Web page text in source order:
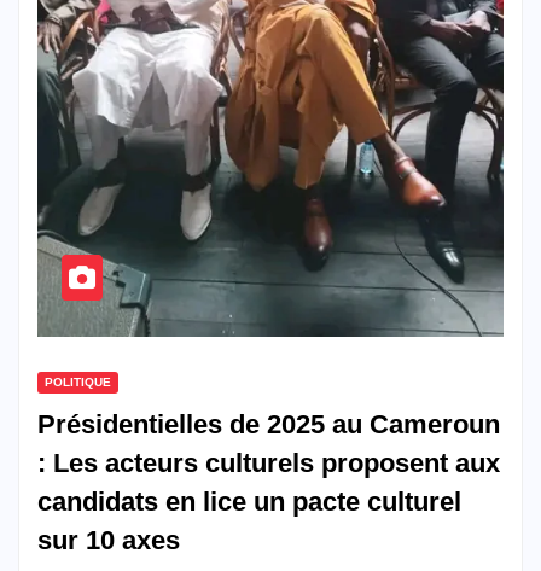
POLITIQUE
Présidentielles de 2025 au Cameroun
: Les acteurs culturels proposent aux
candidats en lice un pacte culturel
sur 10 axes